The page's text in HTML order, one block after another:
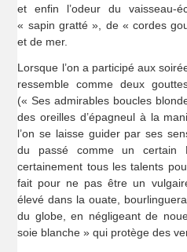
et enfin l’odeur du vaisseau-
« sapin gratté », de « cordes
et de mer.
Lorsque l’on a participé aux
ressemble comme deux
(« Ses admirables boucles
des oreilles d’épagneul à la
l’on se laisse guider par ses
du passé comme un certain
certainement tous les talents
fait pour ne pas être un
élevé dans la ouate,
du globe, en négligeant de
soie blanche » qui protège des